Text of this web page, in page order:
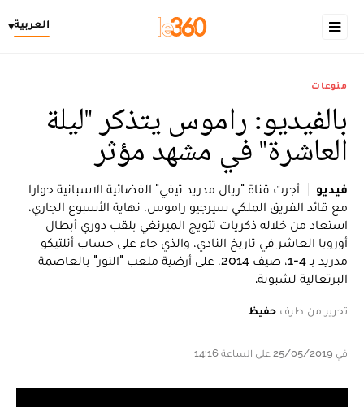
العربية▾
منوعات
بالفيديو: راموس يتذكر "ليلة
العاشرة" في مشهد مؤثر
فيديو
أجرت قناة "ريال مدريد تيفي" الفضائية الاسبانية حوارا
مع قائد الفريق الملكي سيرجيو راموس، نهاية الأسبوع الجاري،
استعاد من خلاله ذكريات تتويج الميرنغي بلقب دوري أبطال
أوروبا العاشر في تاريخ النادي، والذي جاء على حساب أتلتيكو
مدريد بـ 4-1، صيف 2014، على أرضية ملعب "النور" بالعاصمة
البرتغالية لشبونة.
تحرير من طرف حفيظ
في 25/05/2019 على الساعة 14:16